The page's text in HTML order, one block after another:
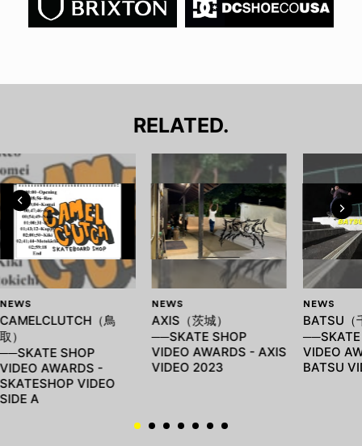
RELATED.
NEWS
CAMELCLUTCH（鳥
取）
──SKATE SHOP
VIDEO AWARDS -
SKATESHOP VIDEO
SIDE A
NEWS
AXIS（茨城）
──SKATE SHOP
VIDEO AWARDS - AXIS
VIDEO 2023
NEWS
BATSU（
──SKATE
VIDEO
BATSU